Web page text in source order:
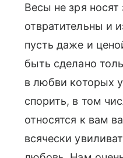
Весы не зря
отвратительны и
пусть даже и
быть сделано
в любви которых
спорить, в том
относятся к вам
всячески